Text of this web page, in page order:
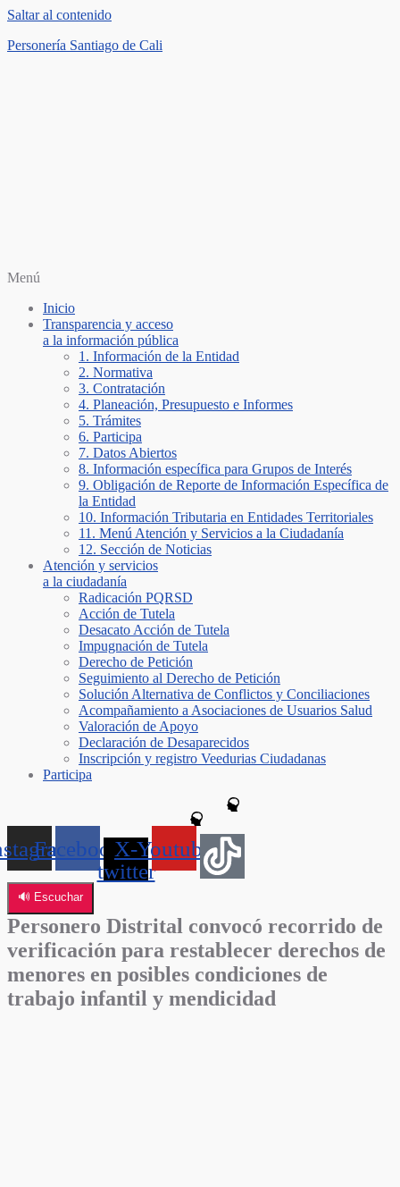
Saltar al contenido
Personería Santiago de Cali
Menú
Inicio
Transparencia y acceso
a la información pública
1. Información de la Entidad
2. Normativa
3. Contratación
4. Planeación, Presupuesto e Informes
5. Trámites
6. Participa
7. Datos Abiertos
8. Información específica para Grupos de Interés
9. Obligación de Reporte de Información Específica de
la Entidad
10. Información Tributaria en Entidades Territoriales
11. Menú Atención y Servicios a la Ciudadanía
12. Sección de Noticias
Atención y servicios
a la ciudadanía
Radicación PQRSD
Acción de Tutela
Desacato Acción de Tutela
Impugnación de Tutela
Derecho de Petición
Seguimiento al Derecho de Petición
Solución Alternativa de Conflictos y Conciliaciones
Acompañamiento a Asociaciones de Usuarios Salud
Valoración de Apoyo
Declaración de Desaparecidos
Inscripción y registro Veedurias Ciudadanas
Participa
FacebookX-
twitter
Youtube
🔊 Escuchar
Personero Distrital convocó recorrido de
verificación para restablecer derechos de
menores en posibles condiciones de
trabajo infantil y mendicidad